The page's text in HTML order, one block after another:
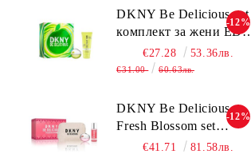
среден нюанс за
комбинирана до мазна
DKNY Be Delicious set
комплект за жени EDP
30ml + BL 100ml
-12%
€27.28 53.36лв.
€31.00 60.63лв.
DKNY Be Delicious
Fresh Blossom set
комплект за жени
-12%
€41.71 81.58лв.